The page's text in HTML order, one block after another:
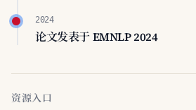
2024
论文发表于 EMNLP 2024
资源入口